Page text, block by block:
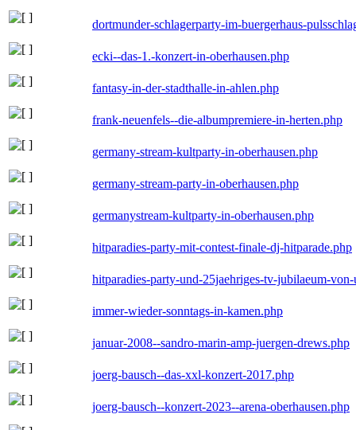
dortmunder-schlagerparty-im-buergerhaus-
ecki--das-1.-konzert-in-oberhausen.php
fantasy-in-der-stadthalle-in-ahlen.php
frank-neuenfels--die-albumpremiere-in-herten.php
germany-stream-kultparty-in-oberhausen.php
germany-stream-party-in-oberhausen.php
germanystream-kultparty-in-oberhausen.php
hitparadies-party-mit-contest-finale-dj-hitparade.php
hitparadies-party-und-25jaehriges-tv-jubilaeum-
immer-wieder-sonntags-in-kamen.php
januar-2008--sandro-marin-amp-juergen-drews.php
joerg-bausch--das-xxl-konzert-2017.php
joerg-bausch--konzert-2023--arena-oberhausen.php